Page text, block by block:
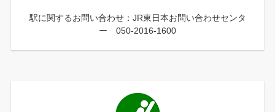
駅に関するお問い合わせ：JR東日本お問い合わせセンタ
ー 050-2016-1600